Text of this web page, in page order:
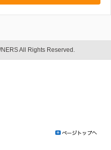
All Rights Reserved.